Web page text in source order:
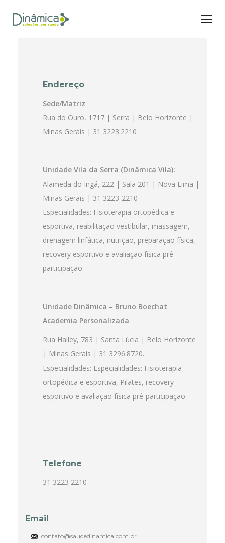
Endereço
Sede/Matriz
Rua do Ouro, 1717 | Serra | Belo Horizonte |
Minas Gerais | 31 3223.2210
Unidade Vila da Serra (Dinâmica Vila):
Alameda do Ingá, 222 | Sala 201 | Nova Lima |
Minas Gerais | 31 3223-2210
Especialidades: Fisioterapia ortopédica e
esportiva, reabilitação vestibular, massagem,
drenagem linfática, nutrição, preparação física,
recovery esportivo e avaliação física pré-
participação
Unidade Dinâmica – Bruno Boechat
Academia Personalizada
Rua Halley, 783 | Santa Lúcia | Belo Horizonte
| Minas Gerais | 31 3296.8720.
Especialidades: Especialidades: Fisioterapia
ortopédica e esportiva, Pilates, recovery
esportivo e avaliação física pré-participação.
Telefone
31 3223 2210
Email
contato@saudedinamica.com.br